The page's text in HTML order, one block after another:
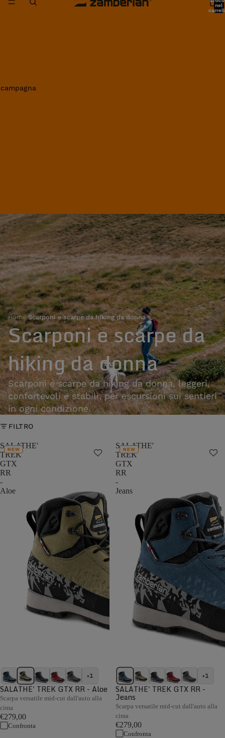
nel
Home›Scarponi e scarpe da hiking da donna
Scarponi e scarpe da
hiking da donna
Scarponi e scarpe da hiking da donna, leggeri,
confortevoli e stabili, per escursioni sui sentieri
in ogni condizione.
FILTRO
SALATHE'
TREK
GTX
RR
-
Aloe
NEW
+1
SALATHE' TREK GTX RR - Aloe
Scarpa versatile mid-cut dall'auto alla
cima
€279,00
Confronta
SALATHE'
TREK
GTX
RR
-
Jeans
NEW
+1
SALATHE' TREK GTX RR -
Jeans
Scarpa versatile mid-cut dall'auto alla
cima
€279,00
Confronta